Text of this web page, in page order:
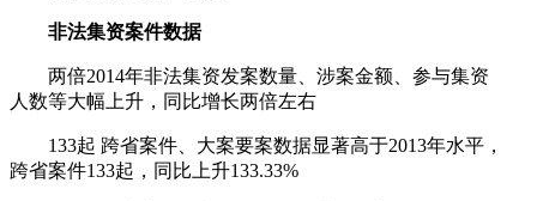
非法集资案件数据
两倍2014年非法集资发案数量、涉案金额、参与集资
人数等大幅上升，同比增长两倍左右
133起 跨省案件、大案要案数据显著高于2013年水平，
跨省案件133起，同比上升133.33%